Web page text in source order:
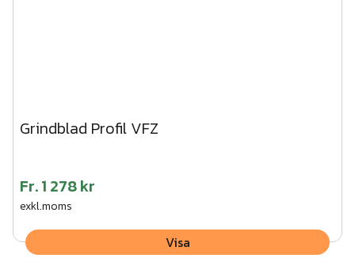
Grindblad Profil VFZ
Fr.1 278 kr
exkl.moms
Visa